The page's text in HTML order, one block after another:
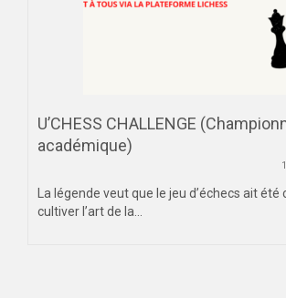
U’CHESS CHALLENGE
académique)
La légende veut que le jeu d’échecs ait été
cultiver l’art de la...